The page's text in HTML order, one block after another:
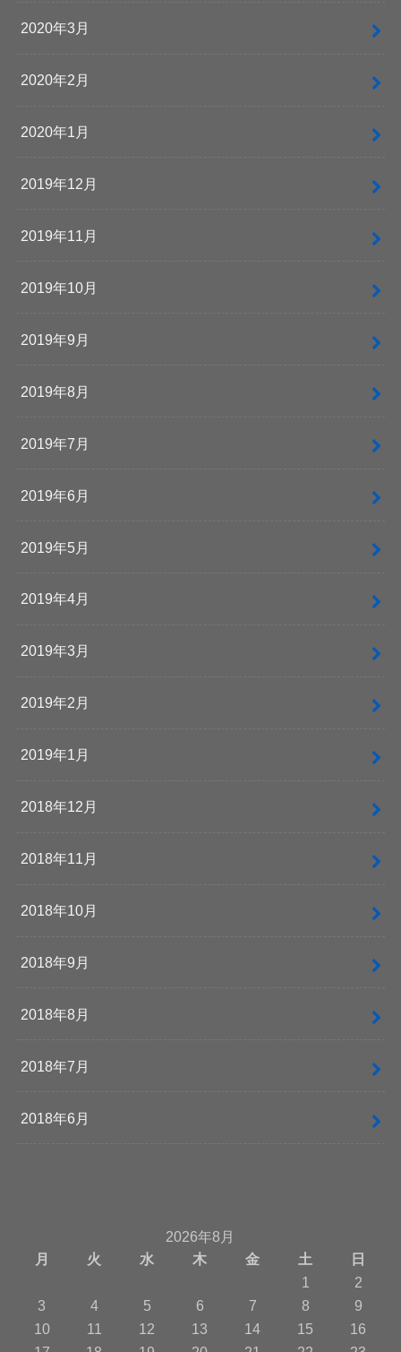
2020年3月
2020年2月
2020年1月
2019年12月
2019年11月
2019年10月
2019年9月
2019年8月
2019年7月
2019年6月
2019年5月
2019年4月
2019年3月
2019年2月
2019年1月
2018年12月
2018年11月
2018年10月
2018年9月
2018年8月
2018年7月
2018年6月
2026年8月
月
火 水 木 金 土
日
1
2
3
4 5 6 7 8
9
10
11 12 13 14 15
16